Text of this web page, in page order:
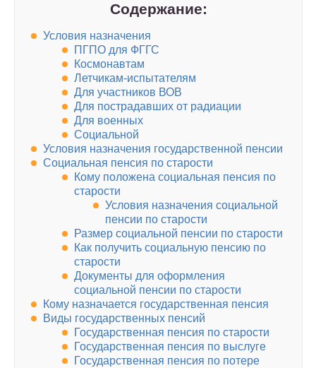
Содержание:
Условия назначения
ПГПО для ФГГС
Космонавтам
Летчикам-испытателям
Для участников ВОВ
Для пострадавших от радиации
Для военных
Социальной
Условия назначения государственной пенсии
Социальная пенсия по старости
Кому положена социальная пенсия по
старости
Условия назначения социальной
пенсии по старости
Размер социальной пенсии по старости
Как получить социальную пенсию по
старости
Документы для оформления
социальной пенсии по старости
Кому назначается государственная пенсия
Виды государственных пенсий
Государственная пенсия по старости
Государственная пенсия по выслуге
Государственная пенсия по потере